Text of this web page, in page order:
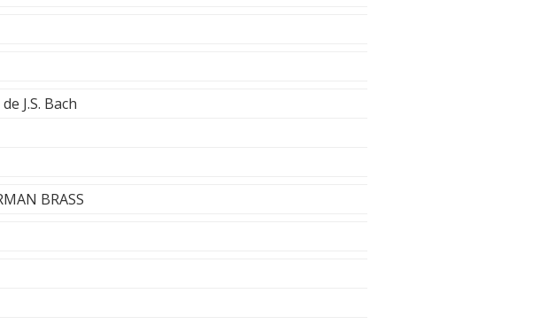
J.S. Bach
BRASS